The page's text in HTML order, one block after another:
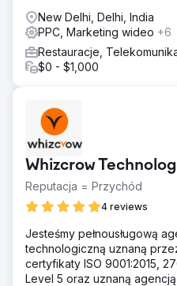
New Delhi, Delhi, India
PPC, Marketing wideo +6
Restauracje,
$0 - $1,000
Whizcrow
Reputacja = Przychód
4 reviews
Jesteśmy pełnousługową
technologiczną uznaną
certyfikaty ISO 9001:2015,
Level 5 oraz uznaną